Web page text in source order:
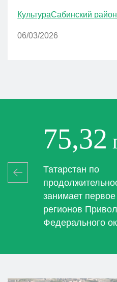
КультураСабинский район
06/03/2026
75,32
Татарстан по
занимает
регионов
Федерального